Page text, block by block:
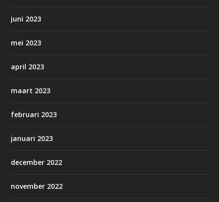
juni 2023
mei 2023
april 2023
maart 2023
februari 2023
januari 2023
december 2022
november 2022